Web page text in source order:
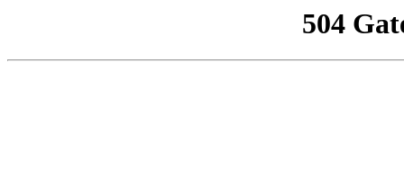
504